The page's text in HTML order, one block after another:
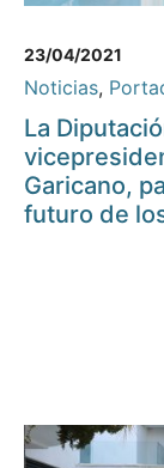
23/04/2021
Noticias,
La
Garicano,
futuro de